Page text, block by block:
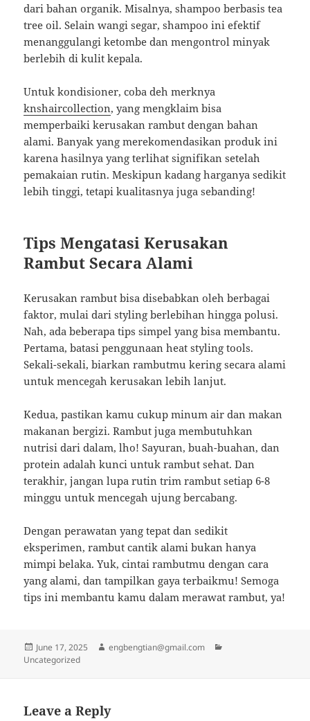
dari bahan organik. Misalnya, shampoo berbasis tea
tree oil. Selain wangi segar, shampoo ini efektif
menanggulangi ketombe dan mengontrol minyak
berlebih di kulit kepala.
Untuk kondisioner, coba deh merknya
knshaircollection, yang mengklaim bisa
memperbaiki kerusakan rambut dengan bahan
alami. Banyak yang merekomendasikan produk ini
karena hasilnya yang terlihat signifikan setelah
pemakaian rutin. Meskipun kadang harganya sedikit
lebih tinggi, tetapi kualitasnya juga sebanding!
Tips Mengatasi Kerusakan
Rambut Secara Alami
Kerusakan rambut bisa disebabkan oleh berbagai
faktor, mulai dari styling berlebihan hingga polusi.
Nah, ada beberapa tips simpel yang bisa membantu.
Pertama, batasi penggunaan heat styling tools.
Sekali-sekali, biarkan rambutmu kering secara alami
untuk mencegah kerusakan lebih lanjut.
Kedua, pastikan kamu cukup minum air dan makan
makanan bergizi. Rambut juga membutuhkan
nutrisi dari dalam, lho! Sayuran, buah-buahan, dan
protein adalah kunci untuk rambut sehat. Dan
terakhir, jangan lupa rutin trim rambut setiap 6-8
minggu untuk mencegah ujung bercabang.
Dengan perawatan yang tepat dan sedikit
eksperimen, rambut cantik alami bukan hanya
mimpi belaka. Yuk, cintai rambutmu dengan cara
yang alami, dan tampilkan gaya terbaikmu! Semoga
tips ini membantu kamu dalam merawat rambut, ya!
Posted
on
June 17, 2025 Author
engbengtian@gmail.com
Uncategorized
Leave a Reply